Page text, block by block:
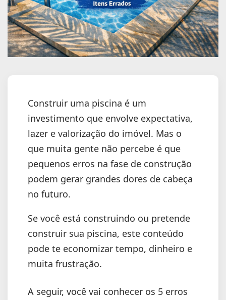
Construir uma piscina é um
investimento que envolve expectativa,
lazer e valorização do imóvel. Mas o
que muita gente não percebe é que
pequenos erros na fase de construção
podem gerar grandes dores de cabeça
no futuro.
Se você está construindo ou pretende
construir sua piscina, este conteúdo
pode te economizar tempo, dinheiro e
muita frustração.
A seguir, você vai conhecer os 5 erros